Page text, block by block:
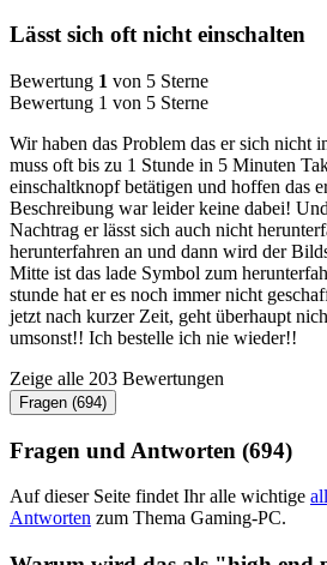
Lässt sich oft nicht einschalten
Bewertung 1 von 5 Sterne
Bewertung 1 von 5 Sterne
Wir haben das Problem das er sich nicht
muss oft bis zu 1 Stunde in 5 Minuten
einschaltknopf betätigen und hoffen das
Beschreibung war leider keine dabei!
Nachtrag er lässt sich auch nicht
herunterfahren an und dann wird der
Mitte ist das lade Symbol zum
stunde hat er es noch immer nicht
jetzt nach kurzer Zeit, geht überhaupt
umsonst!! Ich bestelle ich nie wieder!!
Zeige alle 203 Bewertungen
Fragen (694)
Fragen und Antworten (694)
Auf dieser Seite findet Ihr alle wichtige
Antworten zum Thema Gaming-PC.